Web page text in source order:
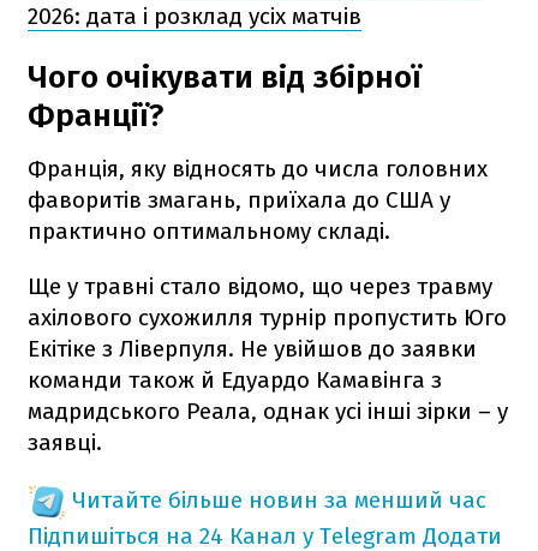
2026: дата і розклад усіх матчів
Чого очікувати від збірної
Франції?
Франція, яку відносять до числа головних
фаворитів змагань, приїхала до США у
практично оптимальному складі.
Ще у травні стало відомо, що через травму
ахілового сухожилля турнір пропустить Юго
Екітіке з Ліверпуля. Не увійшов до заявки
команди також й Едуардо Камавінга з
мадридського Реала, однак усі інші зірки – у
заявці.
Читайте більше новин за менший час
Підпишіться на 24 Канал у Telegram Додати